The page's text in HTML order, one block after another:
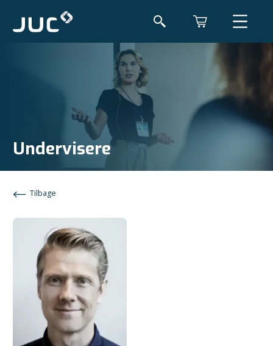
Undervisere
Tilbage